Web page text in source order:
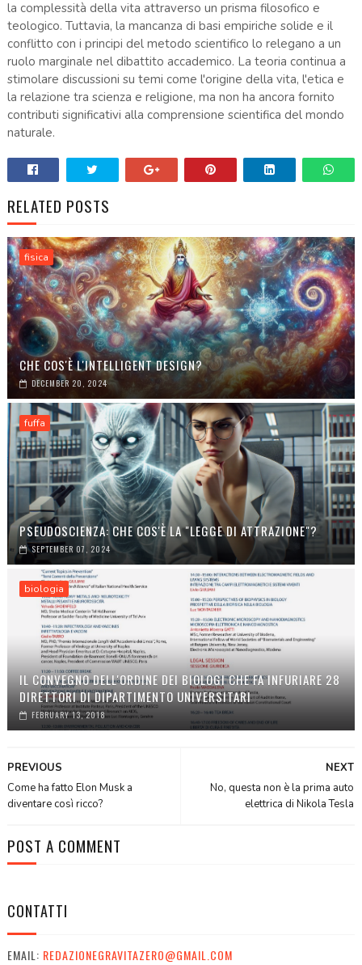
la complessità della vita attraverso un prisma filosofico e
teologico. Tuttavia, la mancanza di basi empiriche solide e il
conflitto con i principi del metodo scientifico lo relegano a un
ruolo marginale nel dibattito accademico. La teoria continua a
stimolare discussioni su temi come l'origine della vita, l'etica e
la relazione tra scienza e religione, ma non ha ancora fornito
contributi significativi alla comprensione scientifica del mondo
naturale.
RELATED POSTS
fisica
CHE COS'È L'INTELLIGENT DESIGN?
DECEMBER 20, 2024
fuffa
PSEUDOSCIENZA: CHE COS'È LA "LEGGE DI ATTRAZIONE"?
SEPTEMBER 07, 2024
biologia
IL CONVEGNO DELL'ORDINE DEI BIOLOGI CHE FA INFURIARE 28
DIRETTORI DI DIPARTIMENTO UNIVERSITARI
FEBRUARY 13, 2018
NEXT
No, questa non è la prima auto
elettrica di Nikola Tesla
PREVIOUS
Come ha fatto Elon Musk a
diventare così ricco?
POST A COMMENT
CONTATTI
EMAIL: REDAZIONEGRAVITAZERO@GMAIL.COM